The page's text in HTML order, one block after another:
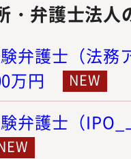
・弁護士法人
弁護士（法務
万円
弁護士（